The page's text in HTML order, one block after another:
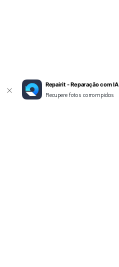
Repairit - Reparação com IA
Recupere fotos corrompidas